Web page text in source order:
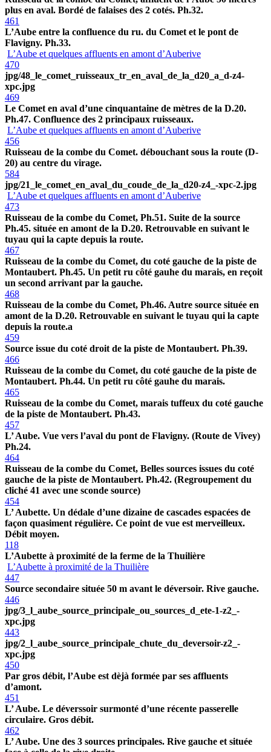
plus en aval. Bordé de falaises des 2 cotés. Ph.32.
461
L’Aube entre la confluence du ru. du Comet et le pont de
Flavigny. Ph.33.
L’Aube et quelques affluents en amont d’Auberive
470
jpg/48_le_comet_ruisseaux_tr_en_aval_de_la_d20_a_d-z4-
xpc.jpg
469
Le Comet en aval d’une cinquantaine de mètres de la D.20.
Ph.47. Confluence des 2 principaux ruisseaux.
L’Aube et quelques affluents en amont d’Auberive
456
Ruisseau de la combe du Comet. débouchant sous la route (D-
20) au centre du virage.
584
jpg/21_le_comet_en_aval_du_coude_de_la_d20-z4_-xpc-2.jpg
L’Aube et quelques affluents en amont d’Auberive
473
Ruisseau de la combe du Comet, Ph.51. Suite de la source
Ph.45. située en amont de la D.20. Retrouvable en suivant le
tuyau qui la capte depuis la route.
467
Ruisseau de la combe du Comet, du coté gauche de la piste de
Montaubert. Ph.45. Un petit ru côté gauhe du marais, en reçoit
un second arrivant par la gauche.
468
Ruisseau de la combe du Comet, Ph.46. Autre source située en
amont de la D.20. Retrouvable en suivant le tuyau qui la capte
depuis la route.a
459
Source issue du coté droit de la piste de Montaubert. Ph.39.
466
Ruisseau de la combe du Comet, du coté gauche de la piste de
Montaubert. Ph.44. Un petit ru côté gauhe du marais.
465
Ruisseau de la combe du Comet, marais tuffeux du coté gauche
de la piste de Montaubert. Ph.43.
457
L’ Aube. Vue vers l’aval du pont de Flavigny. (Route de Vivey)
Ph.24.
464
Ruisseau de la combe du Comet, Belles sources issues du coté
gauche de la piste de Montaubert. Ph.42. (Regroupement du
cliché 41 avec une sconde source)
454
L’ Aubette. Un dédale d’une dizaine de cascades espacées de
façon quasiment régulière. Ce point de vue est merveilleux.
Débit moyen.
118
L’Aubette à proximité de la ferme de la Thuilière
L’Aubette à proximité de la Thuilière
447
Source secondaire située 50 m avant le déversoir. Rive gauche.
446
jpg/3_l_aube_source_principale_ou_sources_d_ete-1-z2_-
xpc.jpg
443
jpg/2_l_aube_source_principale_chute_du_deversoir-z2_-
xpc.jpg
450
Par gros débit, l’Aube est dèjà formée par ses affluents
d’amont.
451
L’ Aube. Le déverssoir surmonté d’une récente passerelle
circulaire. Gros débit.
462
L’ Aube. Une des 3 sources principales. Rive gauche et située